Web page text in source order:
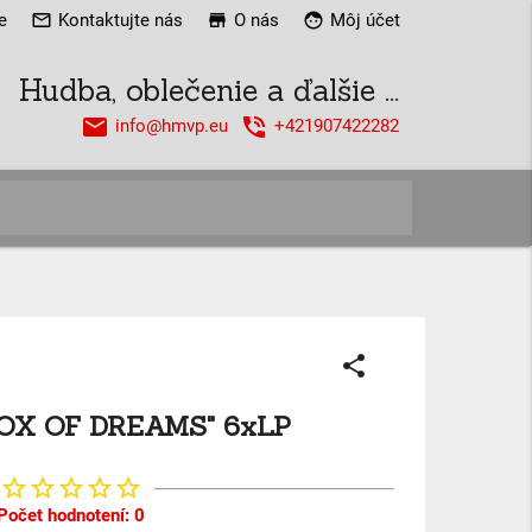
mail_outline Kontaktujte nás store O nás face Môj účet
Hudba, oblečenie a ďalšie ...
info@hmvp.eu
email +421907422282
phone_in_talk
share
OF DREAMS" 6xLP
star_borderstar_borderstar_borderstar_borderstar_border
hodnotení: 0